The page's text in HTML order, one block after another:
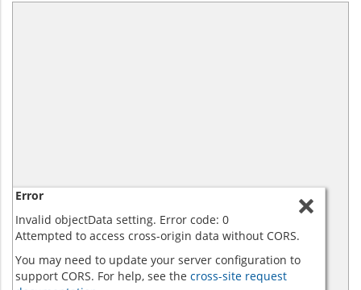
Error
Invalid objectData setting. Error code: 0
Attempted to access cross-origin data without CORS.
You may need to update your server configuration to
support CORS. For help, see the cross-site request